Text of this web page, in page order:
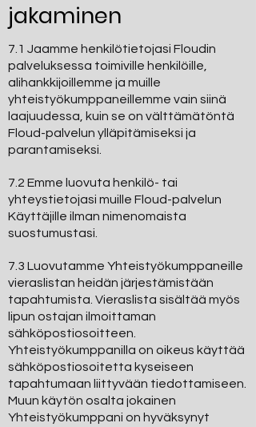
jakaminen
7.1 Jaamme henkilötietojasi Floudin
palveluksessa toimiville henkilöille,
alihankkijoillemme ja muille
yhteistyökumppaneillemme vain siinä
laajuudessa, kuin se on välttämätöntä
Floud-palvelun ylläpitämiseksi ja
parantamiseksi.
7.2 Emme luovuta henkilö- tai
yhteystietojasi muille Floud-palvelun
Käyttäjille ilman nimenomaista
suostumustasi.
7.3 Luovutamme Yhteistyökumppaneille
vieraslistan heidän järjestämistään
tapahtumista. Vieraslista sisältää myös
lipun ostajan ilmoittaman
sähköpostiosoitteen.
Yhteistyökumppanilla on oikeus käyttää
sähköpostiosoitetta kyseiseen
tapahtumaan liittyvään tiedottamiseen.
Muun käytön osalta jokainen
Yhteistyökumppani on hyväksynyt